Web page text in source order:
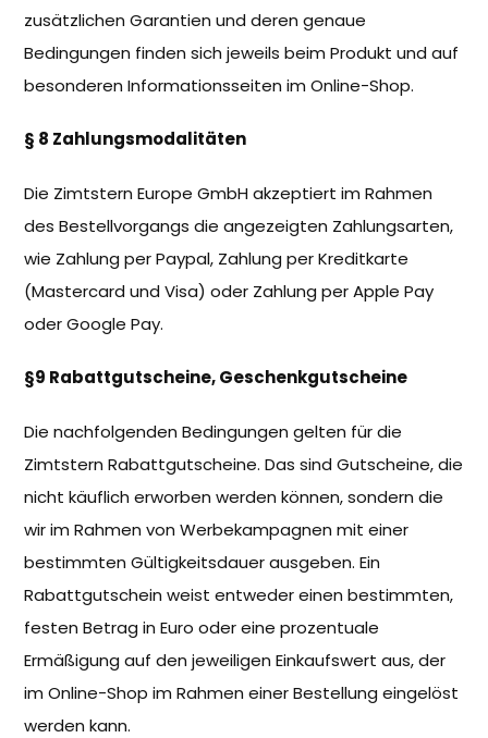
zusätzlichen Garantien und deren genaue
Bedingungen finden sich jeweils beim Produkt und auf
besonderen Informationsseiten im Online-Shop.
§ 8 Zahlungsmodalitäten
Die Zimtstern Europe GmbH akzeptiert im Rahmen
des Bestellvorgangs die angezeigten Zahlungsarten,
wie Zahlung per Paypal, Zahlung per Kreditkarte
(Mastercard und Visa) oder Zahlung per Apple Pay
oder Google Pay.
§9 Rabattgutscheine, Geschenkgutscheine
Die nachfolgenden Bedingungen gelten für die
Zimtstern Rabattgutscheine. Das sind Gutscheine, die
nicht käuflich erworben werden können, sondern die
wir im Rahmen von Werbekampagnen mit einer
bestimmten Gültigkeitsdauer ausgeben. Ein
Rabattgutschein weist entweder einen bestimmten,
festen Betrag in Euro oder eine prozentuale
Ermäßigung auf den jeweiligen Einkaufswert aus, der
im Online-Shop im Rahmen einer Bestellung eingelöst
werden kann.